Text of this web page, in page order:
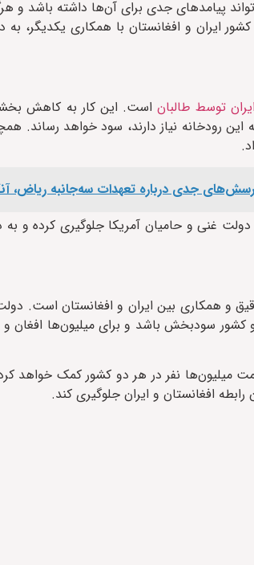
پیامدهای جدی برای آن‌ها داشته باشد و
ایران و افغانستان با همکاری یکدیگر، به
توسط طالباناست. این کار به کاهش
رودخانه نیاز دارند، سود خواهد رساند.
جدی درباره تعهدات سه‌جانبه ریاض،
غنی و حامیان آمریکا جلوگیری کرده و
و همکاری بین ایران و افغانستان است.
سود‌بخش باشد و برای میلیون‌ها افغان و
میلیون‌ها نفر در هر دو کشور کمک خواهد
افغانستان و ایران جلوگیری کند.